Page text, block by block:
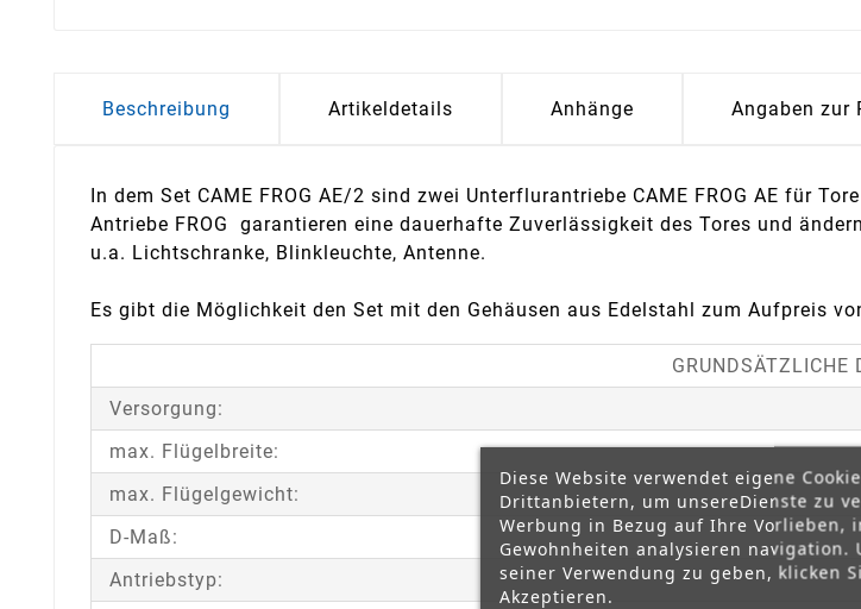
Beschreibung Artikeldetails Anhänge Angaben zur
In dem Set CAME FROG AE/2 sind zwei Unterflurantriebe CAME FROG AE für
Antriebe FROG garantieren eine dauerhafte Zuverlässigkeit des Tores und
u.a. Lichtschranke, Blinkleuchte, Antenne.
Es gibt die Möglichkeit den Set mit den Gehäusen aus Edelstahl zum Aufpreis
GRUNDSÄTZLICHE
Versorgung:
max. Flügelbreite:
max. Flügelgewicht:
D-Maß:
Antriebstyp:
Diese Website verwendet eigene
Drittanbietern, um unsereDienste zu
Werbung in Bezug auf Ihre Vorlieben,
Gewohnheiten analysieren navigation.
seiner Verwendung zu geben, klicken
Akzeptieren.